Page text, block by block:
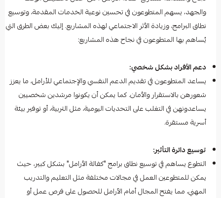
والجهد، يسهم المتطوعون في تحسين نوعية الخدمات المقدمة، وتوسيع
نطاق البرامج، وزيادة الأثر الاجتماعي لهذه المشاريع. إليك بعض الطرق التي
يُساهم بها المتطوعون في نجاح هذه المشاريع:
دعم الأفراد بشكل شخصي:
يساعد المتطوعون في تقديم الدعم النفسي والإجتماعي للأرامل، ما يعزز
شعورهن بالاستقرار والأمان. كما يمكن أن يكونوا مرشدين شخصيين
يساعدونهن في التغلب على التحديات اليومية، مثل التربية، أو توفير بيئة
أسرية مستقرة.
توسيع دائرة التأثير:
التطوع يساهم في توسيع نطاق برامج "كفالة الأرامل" بشكل كبير، حيث
يمكن للمتطوعين العمل في مجالات مختلفة مثل التعليم والتدريب
المهني، مما يفتح المجال أمام الأرامل للحصول على فرص عمل أو